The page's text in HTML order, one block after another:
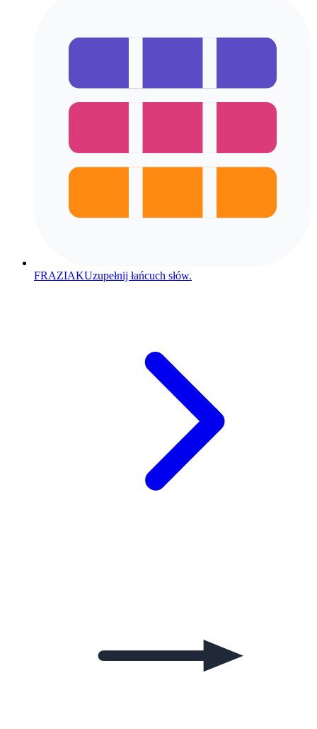
FRAZIAKUzupełnij łańcuch słów.